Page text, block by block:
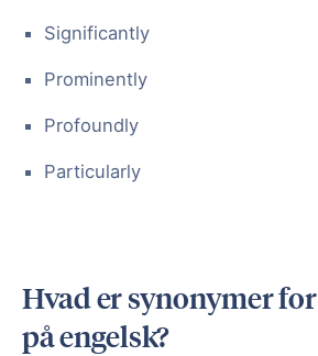
Significantly
Prominently
Profoundly
Particularly
Hvad er synonymer for
på engelsk?